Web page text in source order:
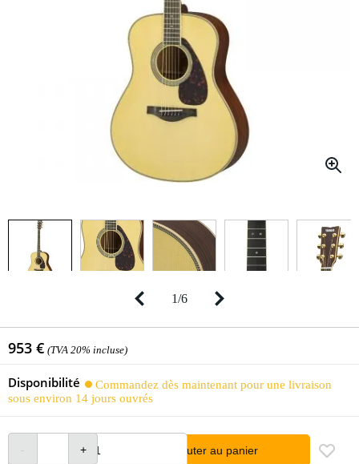
1/6
953 € (TVA 20% incluse)
Disponibilité
Commandez dès maintenant pour une livraison
sous environ 14 jours ouvrés
Ajouter au panier